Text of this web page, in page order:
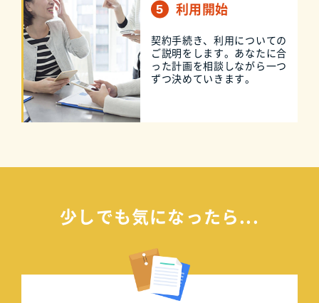
利用開始
契約手続き、利用についての
ご説明をします。あなたに合
った計画を相談しながら一つ
ずつ決めていきます。
少しでも気になったら...